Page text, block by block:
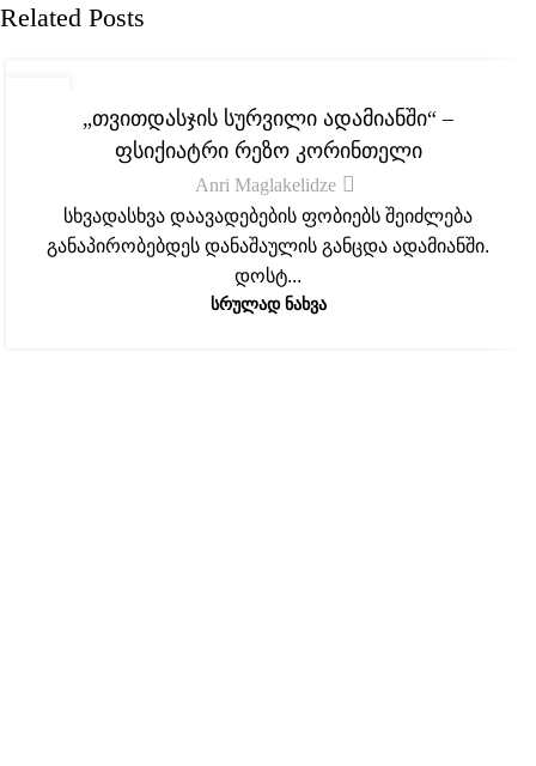
Related Posts
„თვითდასჯის სურვილი ადამიანში“ –
ფსიქიატრი რეზო კორინთელი
Anri Maglakelidze
სხვადასხვა დაავადებების ფობიებს შეიძლება
განაპირობებდეს დანაშაულის განცდა ადამიანში.
დოსტ...
ᲡᲠᲣᲚᲐᲓ ᲜᲐᲮᲕᲐ